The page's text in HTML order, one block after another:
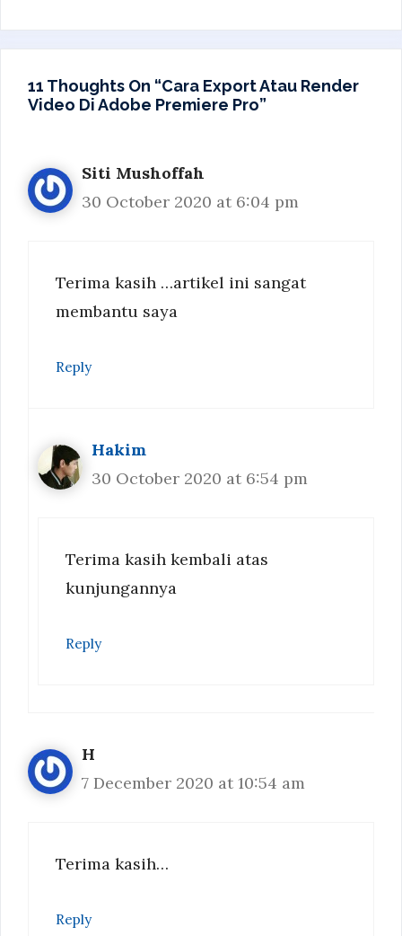
11 Thoughts On “Cara Export Atau Render
Video Di Adobe Premiere Pro”
Siti Mushoffah
30 October 2020 at 6:04 pm
Terima kasih …artikel ini sangat
membantu saya
Reply
Hakim
30 October 2020 at 6:54 pm
Terima kasih kembali atas
kunjungannya
Reply
H
7 December 2020 at 10:54 am
Terima kasih…
Reply